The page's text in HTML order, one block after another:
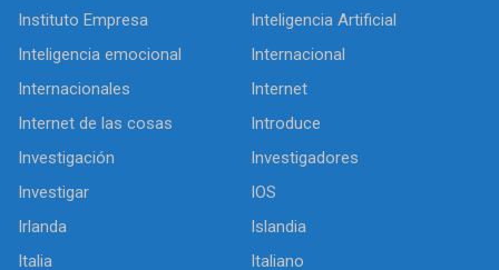
Instituto Empresa
Inteligencia Artificial
Inteligencia emocional
Internacional
Internacionales
Internet
Internet de las cosas
Introduce
Investigación
Investigadores
Investigar
IOS
Irlanda
Islandia
Italia
Italiano